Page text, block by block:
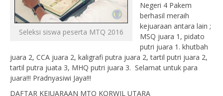
Seleksi siswa peserta MTQ 2016
Negeri 4 Pakem
berhasil meraih
kejuaraan antara lain ;
MSQ juara 1, pidato
putri juara 1. khutbah
juara 2, CCA juara 2, kaligrafi putra juara 2, tartil putri juara 2,
tartil putra juata 3, MHQ putri juara 3. Selamat untuk para
juara!!! Pradnyasiwi Jaya!!!
DAFTAR KEJUARAAN MTQ KORWIL UTARA